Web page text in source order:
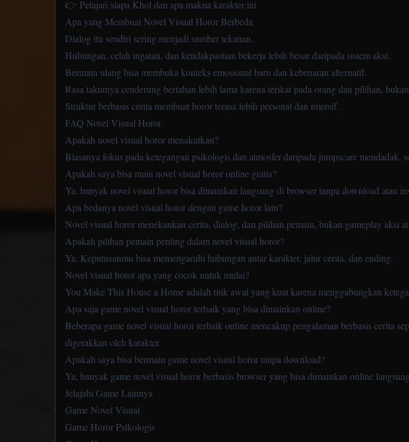
👉 Pelajari siapa Khol dan apa makna karakter ini
Apa yang Membuat Novel Visual Horor Berbeda
Dialog itu sendiri sering menjadi sumber tekanan.
Hubungan, celah ingatan, dan ketidakpastian bekerja lebih besar daripada sistem aksi.
Bermain ulang bisa membuka konteks emosional baru dan kebenaran alternatif.
Rasa takutnya cenderung bertahan lebih lama karena terikat pada orang dan pilihan,
Struktur berbasis cerita membuat horor terasa lebih personal dan imersif.
FAQ Novel Visual Horor
Apakah novel visual horor menakutkan?
Biasanya fokus pada ketegangan psikologis dan atmosfer daripada jumpscare
Apakah saya bisa main novel visual horor online gratis?
Ya, banyak novel visual horor bisa dimainkan langsung di browser tanpa download atau
Apa bedanya novel visual horor dengan game horor lain?
Novel visual horor menekankan cerita, dialog, dan pilihan pemain, bukan gameplay aksi
Apakah pilihan pemain penting dalam novel visual horor?
Ya. Keputusanmu bisa memengaruhi hubungan antar karakter, jalur cerita, dan ending.
Novel visual horor apa yang cocok untuk mulai?
You Make This House a Home adalah titik awal yang kuat karena menggabungkan
Apa saja game novel visual horor terbaik yang bisa dimainkan online?
Beberapa game novel visual horor terbaik online mencakup pengalaman berbasis cerita
digerakkan oleh karakter.
Apakah saya bisa bermain game novel visual horor tanpa download?
Ya, banyak game novel visual horor berbasis browser yang bisa dimainkan online
Jelajahi Game Lainnya
Game Novel Visual
Game Horor Psikologis